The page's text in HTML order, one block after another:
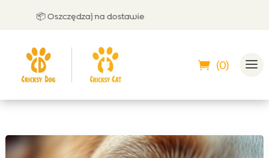
📦 Oszczędzaj na dostawie
(0)